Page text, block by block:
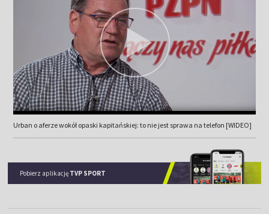
Urban o aferze wokół opaski kapitańskiej: to nie jest sprawa na telefon [WIDEO]
Pobierz aplikację TVP SPORT